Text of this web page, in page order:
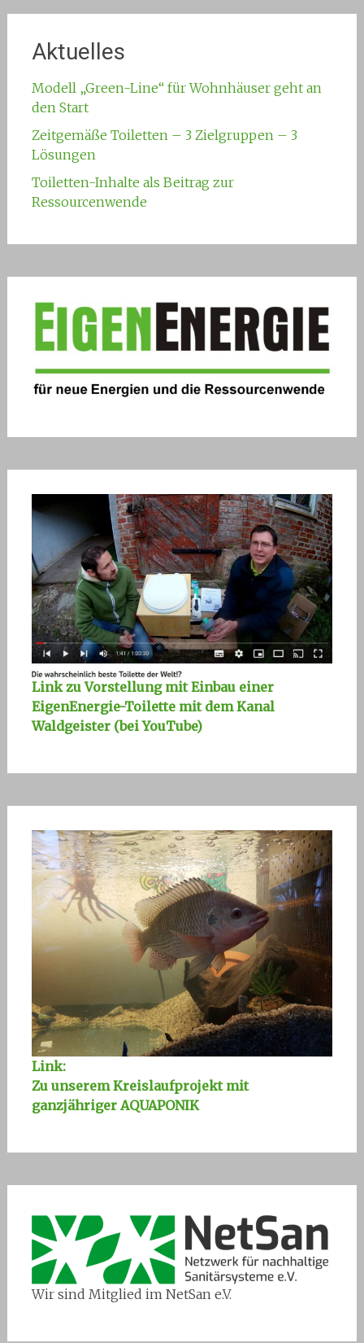
Aktuelles
Modell „Green-Line“ für Wohnhäuser geht an
den Start
Zeitgemäße Toiletten – 3 Zielgruppen – 3
Lösungen
Toiletten-Inhalte als Beitrag zur
Ressourcenwende
Link zu Vorstellung mit Einbau einer
EigenEnergie-Toilette mit dem Kanal
Waldgeister (bei YouTube)
Link:
Zu unserem Kreislaufprojekt mit
ganzjähriger AQUAPONIK
Wir sind Mitglied im NetSan e.V.